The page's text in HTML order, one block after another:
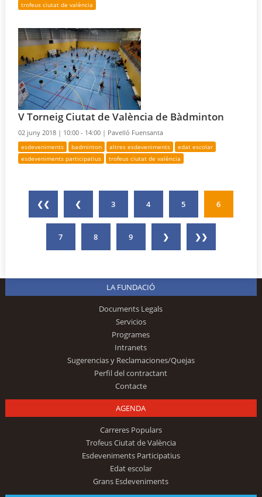
trofeus ciutat de valència
V Torneig Ciutat de València de Bàdminton
02 juny 2018 | 10:00 - 14:00 | Pavelló Fuensanta
esdeveniments badminton altres esdeveniments
edat escolar
esdeveniments participatius
trofeus ciutat de valència
❮❮ ❮ 3 4 5 6
7 8 9 ❯ ❯❯
LA FUNDACIÓ
Documents Legals
Servicios
Programes
Intranets
Sugerencias y Reclamaciones/Quejas
Perfil del contractant
Contacte
AGENDA
Carreres Populars
Trofeus Ciutat de València
Esdeveniments Participatius
Edat escolar
Grans Esdeveniments